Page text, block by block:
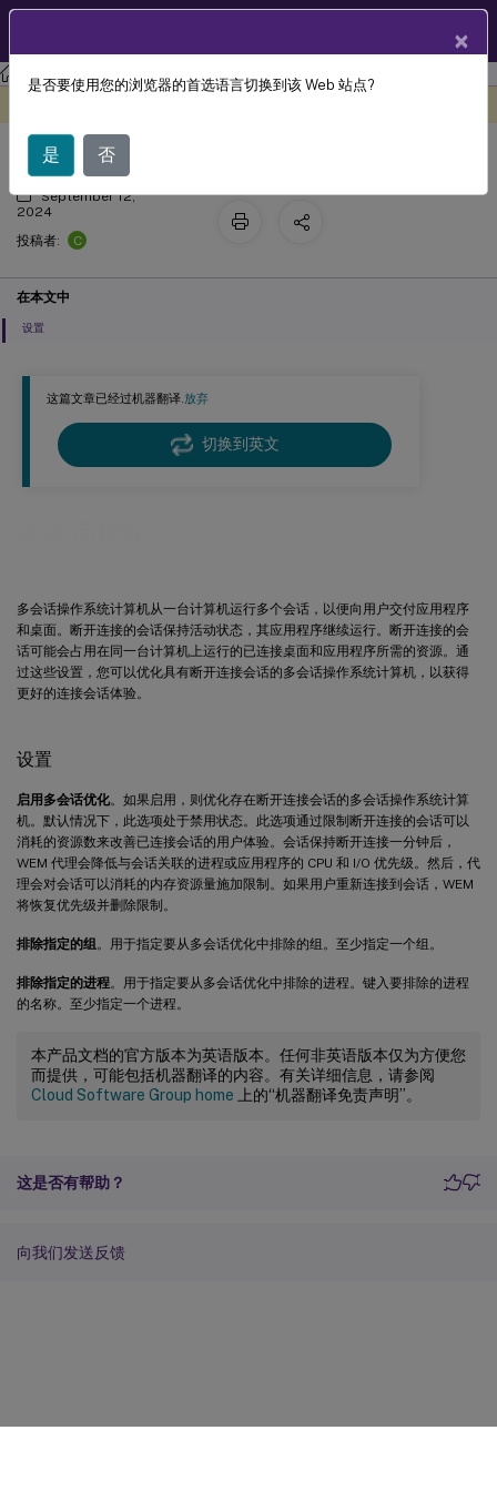
工作区环境管理 Workspace Environment Management 2402
这篇文章已经过机器翻译.放弃
切换到英文
多会话操作系统计算机从一台计算机运行多个会话，以便向用户交付应用程序
和桌面。断开连接的会话保持活动状态，其应用程序继续运行。断开连接的会
话可能会占用在同一台计算机上运行的已连接桌面和应用程序所需的资源。通
过这些设置，您可以优化具有断开连接会话的多会话操作系统计算机，以获得
更好的连接会话体验。
设置
启用多会话优化。如果启用，则优化存在断开连接会话的多会话操作系统计算
机。默认情况下，此选项处于禁用状态。此选项通过限制断开连接的会话可以
消耗的资源数来改善已连接会话的用户体验。会话保持断开连接一分钟后，
WEM 代理会降低与会话关联的进程或应用程序的 CPU 和 I/O 优先级。然后，代
理会对会话可以消耗的内存资源量施加限制。如果用户重新连接到会话，WEM
将恢复优先级并删除限制。
排除指定的组 。用于指定要从多会话优化中排除的组。至少指定一个组。
排除指定的进程。用于指定要从多会话优化中排除的进程。键入要排除的进程
的名称。至少指定一个进程。
本产品文档的官方版本为英语版本。任何非英语版本仅为方便您
而提供，可能包括机器翻译的内容。有关详细信息，请参阅
Cloud Software Group home 上的“机器翻译免责声明”。
这是否有帮助？
向我们发送反馈
多会话优化
September 12,
2024
投稿者:
C
在本文中
设置
×
是否要使用您的浏览器的首选语言切换到该 Web 站点?
是 否